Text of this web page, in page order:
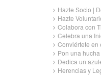
Hazte Socio |
Hazte
Colabora con
Celebra una
Conviértete en
Pon una
Dedica un
Herencias y